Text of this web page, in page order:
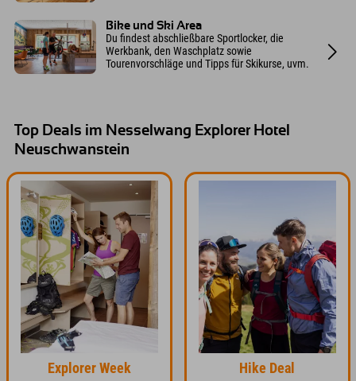
Bike und Ski Area
Du findest abschließbare Sportlocker, die
Werkbank, den Waschplatz sowie
Tourenvorschläge und Tipps für Skikurse, uvm.
Top Deals im Nesselwang Explorer Hotel
Neuschwanstein
Explorer Week Hike Deal